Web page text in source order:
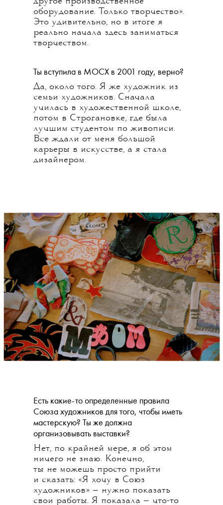
оборудование. Только творчество».
Это удивительно, но в итоге я
реально начала здесь заниматься
творчеством.
Ты вступила в МОСХ в 2001 году, верно?
Да, около того. Я же художник из
семьи художников. Сначала
училась в художественной школе,
потом в Строгановке, где была
лучшим студентом по живописи.
Все ждали от меня большой
карьеры в искусстве, а я стала
дизайнером.
Есть какие-то определенные правила
Союза художников для того, чтобы иметь
мастерскую? Ты же должна
организовывать выставки?
Нет, по крайней мере, я об этом
ничего не знаю. Конечно,
ты не можешь просто прийти
и сказать: «Я хочу в Союз
художников» — нужно показать
свои работы. Я показала — что-то